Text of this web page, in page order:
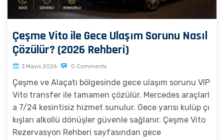
Çeşme Vito ile Gece Ulaşım Sorunu Nasıl
Çözülür? (2026 Rehberi)
3 Mayıs 2026 0 Comments
Çeşme ve Alaçatı bölgesinde gece ulaşım sorunu VIP
Vito transfer ile tamamen çözülür. Mercedes araçlarl
a 7/24 kesintisiz hizmet sunulur. Gece yarısı kulüp çı
kışları alkollü dönüşler güvenle sağlanır. Çeşme Vito
Rezervasyon Rehberi sayfasından gece